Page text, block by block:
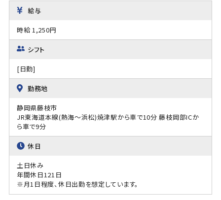
給与
時給 1,250円
シフト
[日勤]
勤務地
静岡県藤枝市
JR東海道本線(熱海～浜松)焼津駅から車で10分 藤枝岡部ICか
ら車で9分
休日
土日休み
年間休日121日
※月1日程度、休日出勤を想定しています。